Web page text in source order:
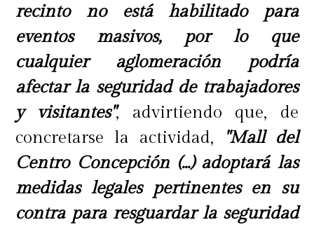
recinto no está habilitado para
eventos masivos, por lo que
cualquier aglomeración podría
afectar la seguridad de trabajadores
y visitantes", advirtiendo que, de
concretarse la actividad, "Mall del
Centro Concepción (...) adoptará las
medidas legales pertinentes en su
contra para resguardar la seguridad